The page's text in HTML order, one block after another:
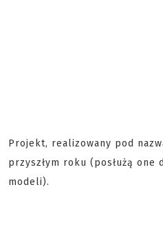
Projekt, realizowany pod
przyszłym roku (posłużą
modeli).